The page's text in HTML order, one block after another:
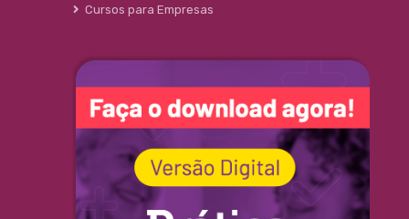
Cursos para Empresas